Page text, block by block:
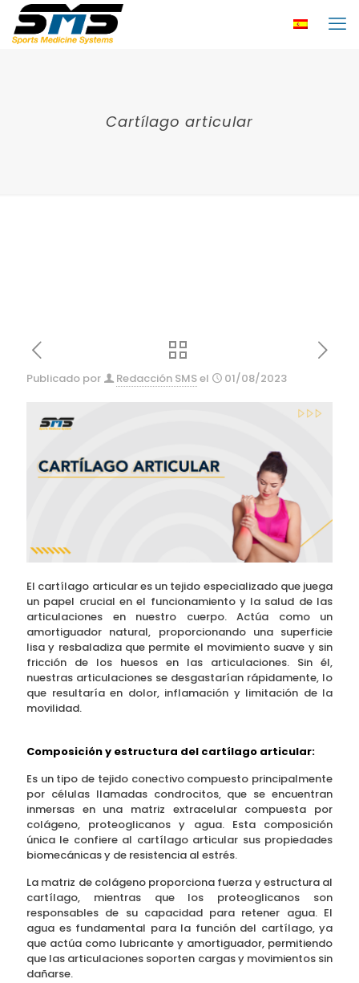
Cartílago articular
Publicado por Redacción SMSel 01/08/2023
El cartílago articular es un tejido especializado que juega
un papel crucial en el funcionamiento y la salud de las
articulaciones en nuestro cuerpo. Actúa como un
amortiguador natural, proporcionando una superficie
lisa y resbaladiza que permite el movimiento suave y sin
fricción de los huesos en las articulaciones. Sin él,
nuestras articulaciones se desgastarían rápidamente, lo
que resultaría en dolor, inflamación y limitación de la
movilidad.
Composición y estructura del cartílago articular:
Es un tipo de tejido conectivo compuesto principalmente
por células llamadas condrocitos, que se encuentran
inmersas en una matriz extracelular compuesta por
colágeno, proteoglicanos y agua. Esta composición
única le confiere al cartílago articular sus propiedades
biomecánicas y de resistencia al estrés.
La matriz de colágeno proporciona fuerza y estructura al
cartílago, mientras que los proteoglicanos son
responsables de su capacidad para retener agua. El
agua es fundamental para la función del cartílago, ya
que actúa como lubricante y amortiguador, permitiendo
que las articulaciones soporten cargas y movimientos sin
dañarse.